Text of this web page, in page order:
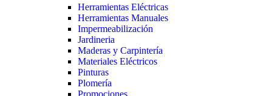
Herramientas Eléctricas
Herramientas Manuales
Impermeabilización
Jardineria
Maderas y Carpintería
Materiales Eléctricos
Pinturas
Plomería
Promociones